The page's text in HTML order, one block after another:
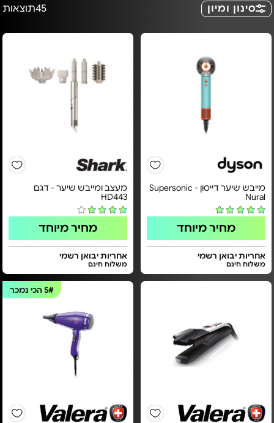
סינון ומיון 45תוצאות
מייבש שיער דייסון - Supersonic
Nural
מחיר מיוחד
אחריות יבואן רשמי
משלוח חינם
מעצב ומייבש שיער - דגם
HD443
מחיר מיוחד
אחריות יבואן רשמי
משלוח חינם
5#הכי נמכר